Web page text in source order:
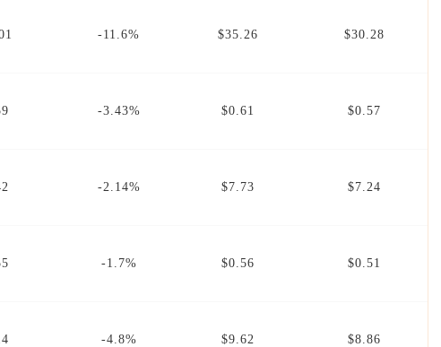
-11.6% $35.26 $30.28
-3.43% $0.61 $0.57
-2.14% $7.73 $7.24
-1.7% $0.56 $0.51
-4.8% $9.62 $8.86